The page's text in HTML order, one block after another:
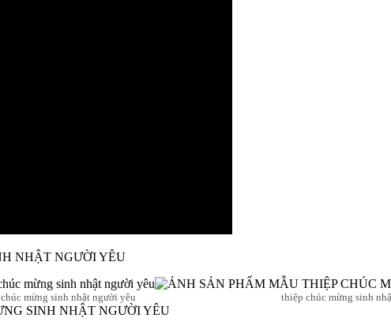
NHẬT NGƯỜI YÊU
mừng sinh nhật người yêu thiệp chúc mừng sinh